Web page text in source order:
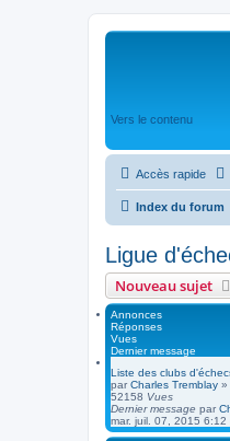
Vers le contenu
Accès rapide
Index du forum
Ligue
Nouveau sujet
Annonces
Réponses
Vues
Dernier message
Liste des clubs
par Charles Tremblay »
52158 Vues
Dernier message par
mar. juil. 07, 2015 6:12